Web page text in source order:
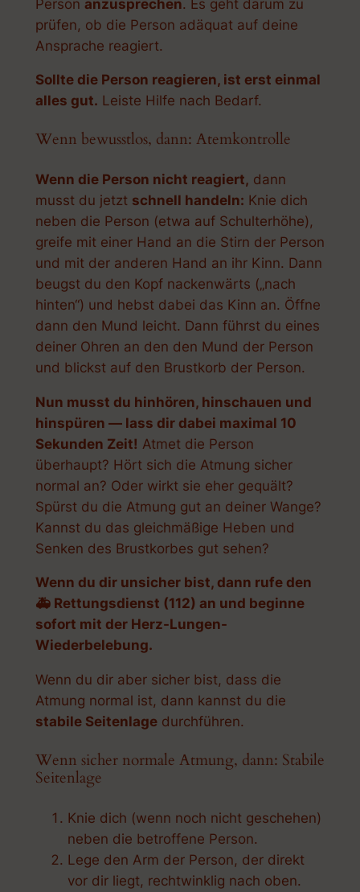
Person anzusprechen. Es geht darum zu
prüfen, ob die Person adäquat auf deine
Ansprache reagiert.
Sollte die Person reagieren, ist erst einmal
alles gut. Leiste Hilfe nach Bedarf.
Wenn bewusstlos, dann: Atemkontrolle
Wenn die Person nicht reagiert, dann
musst du jetzt schnell handeln: Knie dich
neben die Person (etwa auf Schulterhöhe),
greife mit einer Hand an die Stirn der Person
und mit der anderen Hand an ihr Kinn. Dann
beugst du den Kopf nackenwärts („nach
hinten“) und hebst dabei das Kinn an. Öffne
dann den Mund leicht. Dann führst du eines
deiner Ohren an den den Mund der Person
und blickst auf den Brustkorb der Person.
Nun musst du hinhören, hinschauen und
hinspüren — lass dir dabei maximal 10
Sekunden Zeit! Atmet die Person
überhaupt? Hört sich die Atmung sicher
normal an? Oder wirkt sie eher gequält?
Spürst du die Atmung gut an deiner Wange?
Kannst du das gleichmäßige Heben und
Senken des Brustkorbes gut sehen?
Wenn du dir unsicher bist, dann rufe den
🚑 Rettungsdienst (112) an und beginne
sofort mit der Herz-Lungen-
Wiederbelebung.
Wenn du dir aber sicher bist, dass die
Atmung normal ist, dann kannst du die
stabile Seitenlagedurchführen.
Wenn sicher normale Atmung, dann: Stabile
Seitenlage
Knie dich (wenn noch nicht geschehen)
neben die betroffene Person.
Lege den Arm der Person, der direkt
vor dir liegt, rechtwinklig nach oben.